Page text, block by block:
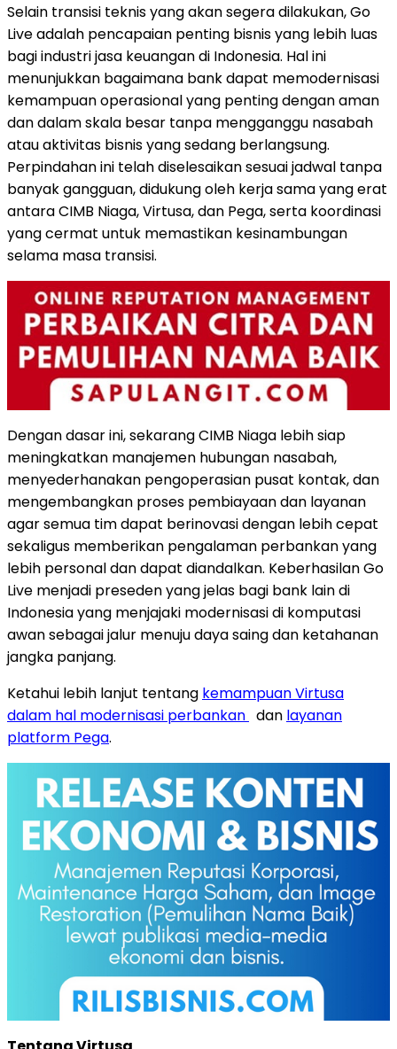
Selain transisi teknis yang akan segera dilakukan, Go
Live adalah pencapaian penting bisnis yang lebih luas
bagi industri jasa keuangan di Indonesia. Hal ini
menunjukkan bagaimana bank dapat memodernisasi
kemampuan operasional yang penting dengan aman
dan dalam skala besar tanpa mengganggu nasabah
atau aktivitas bisnis yang sedang berlangsung.
Perpindahan ini telah diselesaikan sesuai jadwal tanpa
banyak gangguan, didukung oleh kerja sama yang erat
antara CIMB Niaga, Virtusa, dan Pega, serta koordinasi
yang cermat untuk memastikan kesinambungan
selama masa transisi.
Dengan dasar ini, sekarang CIMB Niaga lebih siap
meningkatkan manajemen hubungan nasabah,
menyederhanakan pengoperasian pusat kontak, dan
mengembangkan proses pembiayaan dan layanan
agar semua tim dapat berinovasi dengan lebih cepat
sekaligus memberikan pengalaman perbankan yang
lebih personal dan dapat diandalkan. Keberhasilan Go
Live menjadi preseden yang jelas bagi bank lain di
Indonesia yang menjajaki modernisasi di komputasi
awan sebagai jalur menuju daya saing dan ketahanan
jangka panjang.
Ketahui lebih lanjut tentang kemampuan Virtusa
dalam hal modernisasi perbankan dan layanan
platform Pega.